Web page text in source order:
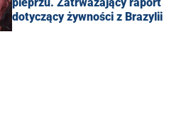
dotyczący żywności z Brazylii